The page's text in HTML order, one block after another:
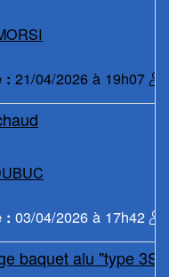
: 21/04/2026 à 19h07
: 03/04/2026 à 17h42
baquet alu "type 3S